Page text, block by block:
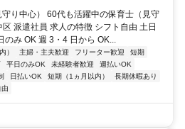
り中心） 60代も活躍中の保育士（見守
派遣社員 求人の特徴 シフト自由 土日
のみ OK 週 3・4 日から OK...
） 主婦・主夫歓迎 フリーター歓迎
短期
平日のみOK 未経験者歓迎
週払いOK
日払いOK 短期（1ヵ月以内）
長期休暇あり
由